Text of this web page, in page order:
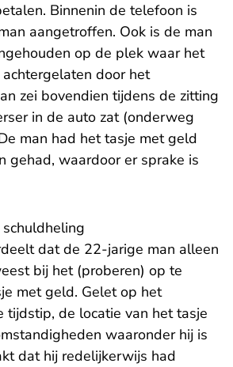
Binnenin de telefoon is
aangetroffen. Ook is de man
op de plek waar het
door het
zei bovendien tijdens de zitting
in de auto zat (onderweg
man had het tasje met geld
gehad, waardoor er sprake is
dat de 22-jarige man alleen
bij het (proberen) op te
met geld. Gelet op het
tijdstip, de locatie van het tasje
waaronder hij is
dat hij redelijkerwijs had